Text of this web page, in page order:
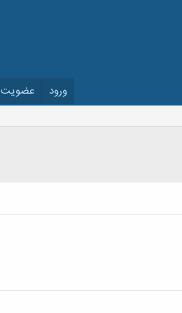
ورود عضویت